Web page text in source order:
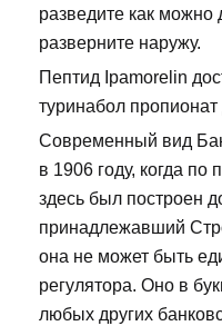
разведите как можно
разверните наружу.
Пептид Ipamorelin
туринабол пропионат
Современный вид
в 1906 году, когда
здесь был построен
принадлежавший
она не может быть
регулятора. Оно в
любых других